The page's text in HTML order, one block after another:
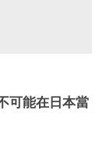
可能在日本當